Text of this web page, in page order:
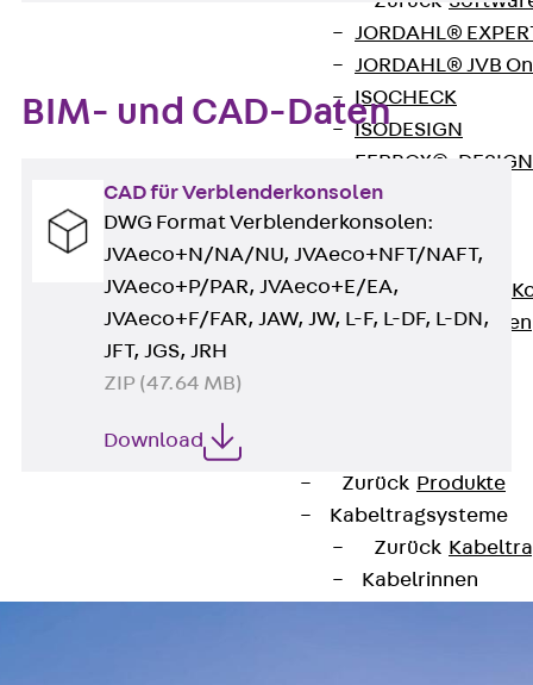
JORDAHL®
JORDAHL® JVB
ISOCHECK
ISODESIGN
FERBOX®-
CAD und BIM
Services
Zurück Services
Beratung, Planung,
Individuelle Lösungen
Zurück Produkte
Kabeltragsysteme
Zurück
Kabelrinnen
BIM- und CAD-Daten
CAD für Verblenderkonsolen
DWG Format Verblenderkonsolen:
JVAeco+N/NA/NU, JVAeco+NFT/NAFT,
JVAeco+P/PAR, JVAeco+E/EA,
JVAeco+F/FAR, JAW, JW, L-F, L-DF, L-DN,
JFT, JGS, JRH
ZIP (47.64 MB)
Download